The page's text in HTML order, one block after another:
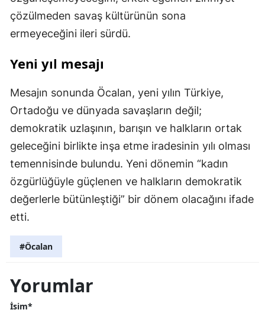
çözülmeden savaş kültürünün sona
ermeyeceğini ileri sürdü.
Yeni yıl mesajı
Mesajın sonunda Öcalan, yeni yılın Türkiye,
Ortadoğu ve dünyada savaşların değil;
demokratik uzlaşının, barışın ve halkların ortak
geleceğini birlikte inşa etme iradesinin yılı olması
temennisinde bulundu. Yeni dönemin “kadın
özgürlüğüyle güçlenen ve halkların demokratik
değerlerle bütünleştiği” bir dönem olacağını ifade
etti.
#Öcalan
Yorumlar
İsim*